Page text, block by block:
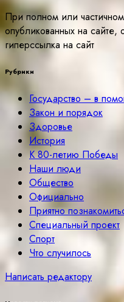
При полном или
опубликованных на сайте,
гиперссылка на сайт
Рубрики
Государство – в
Закон и порядок
Здоровье
История
К 80-летию Победы
Наши люди
Общество
Официально
Приятно
Специальный проект
Спорт
Что случилось
Написать редактору